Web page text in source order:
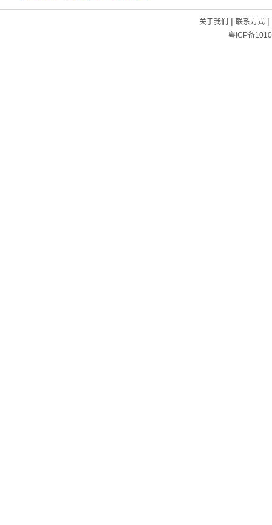
关于我们 | 联系方式|
粤ICP备